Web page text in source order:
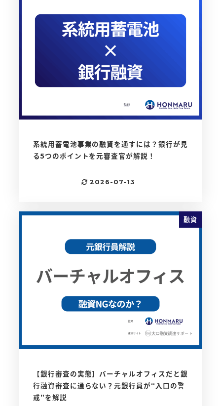
系統用蓄電池事業の融資を通すには？銀行が見
る5つのポイントを元審査官が解説！
更新日
2026-07-13
融資
【銀行審査の実態】バーチャルオフィスだと銀
行融資審査に通らない？元銀行員が“入口の警
戒”を解説